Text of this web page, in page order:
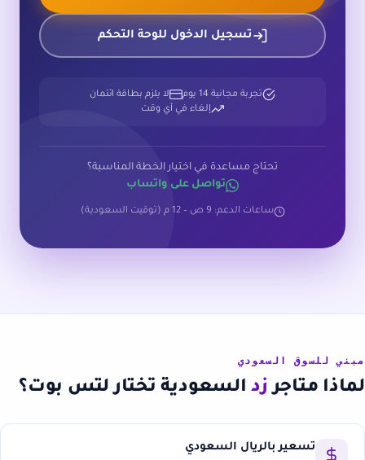
تسجيل الدخول للوحة التحكم
تجربة مجانية 14 يوم
لا يلزم بطاقة ائتمان
إلغاء في أي وقت
تحتاج مساعدة في اختيار الخطة المناسبة؟
تواصل على واتساب
ساعات الدعم: 9 ص – 12 م (توقيت السعودية)
مبني للسوق السعودي
لماذا متاجر زدالسعودية تختار لتس بوت؟
تسعير بالريال السعودي